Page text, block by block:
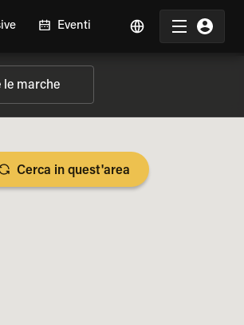
Eventi
MOTO
Cerca in quest'area